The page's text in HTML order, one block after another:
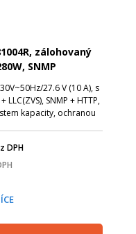
zálohovaný
SNMP
27.6 V (10 A), s
SNMP + HTTP,
kapacity, ochranou
DPH